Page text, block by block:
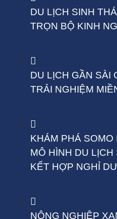
DU LỊCH SINH
TRỌN BỘ KINH
DU LỊCH GẦN SÀI
TRẢI NGHIỆM
KHÁM PHÁ
MÔ HÌNH DU
KẾT HỢP NGHỈ
NÔNG NGHIỆP